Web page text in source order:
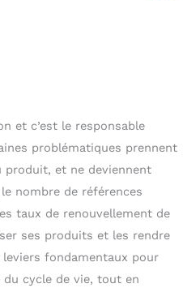
et c’est le responsable
problématiques prennent
produit, et ne deviennent
nombre de références
taux de renouvellement de
ses produits et les rendre
fondamentaux pour
du cycle de vie, tout en